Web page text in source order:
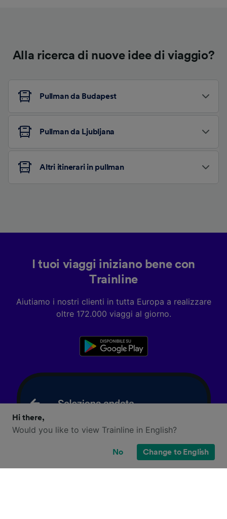
Alla ricerca di nuove idee di viaggio?
Pullman da Budapest
Pullman da Ljubljana
Altri itinerari in pullman
I tuoi viaggi iniziano bene con
Trainline
Aiutiamo i nostri clienti in tutta Europa a realizzare
oltre 172.000 viaggi al giorno.
Hi there,
Would you like to view Trainline in English?
No Change to English